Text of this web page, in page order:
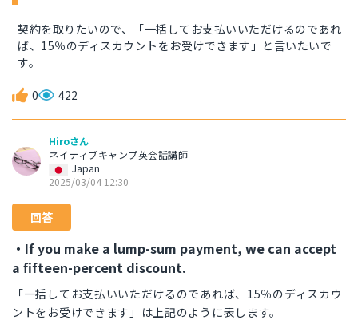
契約を取りたいので、「一括してお支払いいただけるのであれ
ば、15％のディスカウントをお受けできます」と言いたいで
す。
0 422
Hiroさん
ネイティブキャンプ英会話講師
Japan
2025/03/04 12:30
回答
・If you make a lump-sum payment, we can accept
a fifteen-percent discount.
「一括してお支払いいただけるのであれば、15％のディスカウ
ントをお受けできます」は上記のように表します。